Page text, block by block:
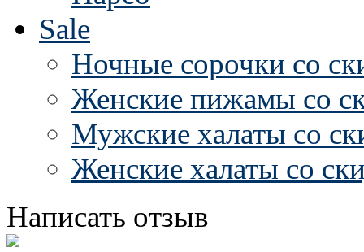
Sale
Ночные сорочки со
Женские пижамы со
Мужские халаты со
Женские халаты со
Написать отзыв